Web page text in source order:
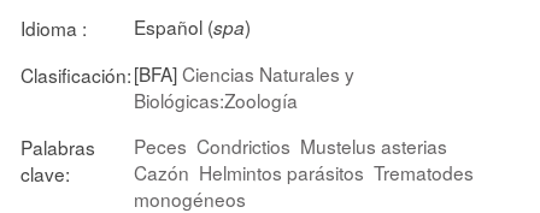
Idioma : Español (spa)
Clasificación:[BFA]Ciencias Naturales y
Biológicas:Zoología
Palabras
clave:
Peces Condrictios Mustelus asterias
Cazón Helmintos parásitos Trematodes
monogéneos